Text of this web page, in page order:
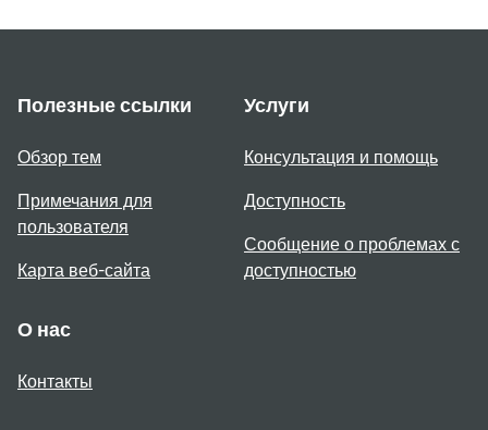
Полезные ссылки
Обзор тем
Примечания для
пользователя
Карта веб-сайта
Услуги
Консультация и помощь
Доступность
Сообщение о проблемах с
доступностью
О нас
Контакты